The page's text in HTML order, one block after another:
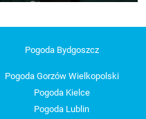
Pogoda Bydgoszcz
Pogoda Gorzów Wielkopolski
Pogoda Kielce
Pogoda Lublin